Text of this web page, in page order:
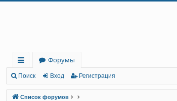
с
ы
Форумы
Поиск Вход Регистрация
Список форумов